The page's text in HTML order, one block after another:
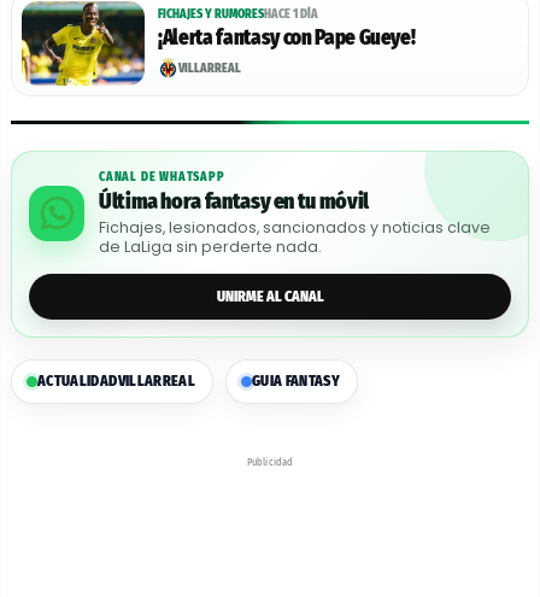
FICHAJES Y RUMORESHACE 1 DÍA
¡Alerta fantasy con Pape Gueye!
VILLARREAL
CANAL DE WHATSAPP
Última hora fantasy en tu móvil
Fichajes, lesionados, sancionados y noticias clave
de LaLiga sin perderte nada.
UNIRME AL CANAL
ACTUALIDADVILLARREAL GUIA FANTASY
Publicidad